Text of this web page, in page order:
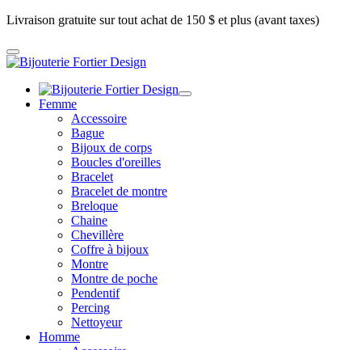
Livraison gratuite sur tout achat de 150 $ et plus (avant taxes)
Femme
Accessoire
Bague
Bijoux de corps
Boucles d'oreilles
Bracelet
Bracelet de montre
Breloque
Chaine
Chevillère
Coffre à bijoux
Montre
Montre de poche
Pendentif
Percing
Nettoyeur
Homme